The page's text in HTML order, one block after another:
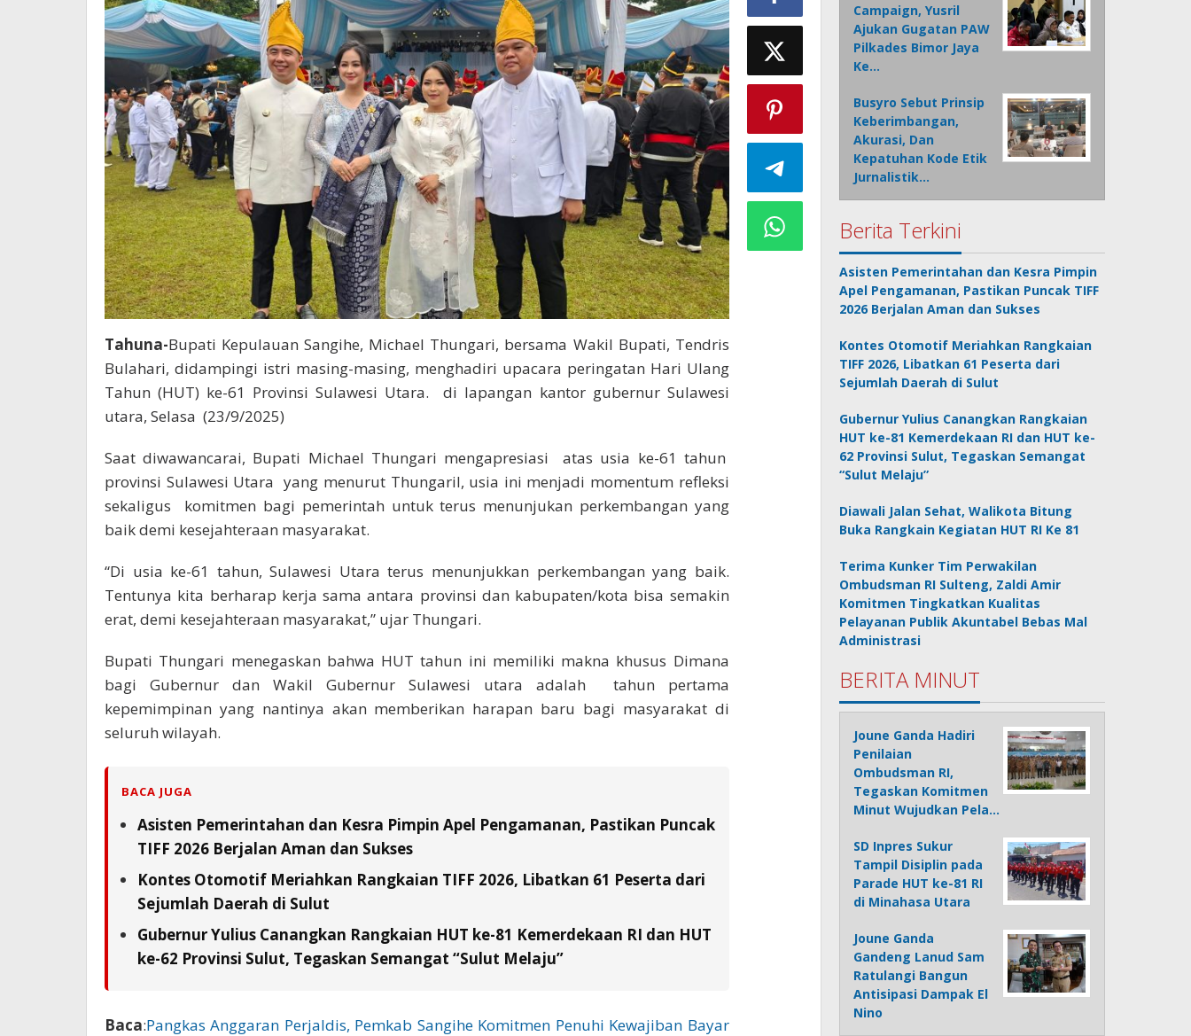
Tahuna-Bupati Kepulauan Sangihe, Michael Thungari, bersama Wakil Bupati, Tendris
Bulahari, didampingi istri masing-masing, menghadiri upacara peringatan Hari Ulang
Tahun (HUT) ke-61 Provinsi Sulawesi Utara. di lapangan kantor gubernur Sulawesi
utara, Selasa (23/9/2025)
Saat diwawancarai, Bupati Michael Thungari mengapresiasi atas usia ke-61 tahun
provinsi Sulawesi Utara yang menurut Thungaril, usia ini menjadi momentum refleksi
sekaligus komitmen bagi pemerintah untuk terus menunjukan perkembangan yang
baik demi kesejahteraan masyarakat.
“Di usia ke-61 tahun, Sulawesi Utara terus menunjukkan perkembangan yang baik.
Tentunya kita berharap kerja sama antara provinsi dan kabupaten/kota bisa semakin
erat, demi kesejahteraan masyarakat,” ujar Thungari.
Bupati Thungari menegaskan bahwa HUT tahun ini memiliki makna khusus Dimana
bagi Gubernur dan Wakil Gubernur Sulawesi utara adalah tahun pertama
kepemimpinan yang nantinya akan memberikan harapan baru bagi masyarakat di
seluruh wilayah.
BACA JUGA
Asisten Pemerintahan dan Kesra Pimpin Apel Pengamanan, Pastikan Puncak
TIFF 2026 Berjalan Aman dan Sukses
Kontes Otomotif Meriahkan Rangkaian TIFF 2026, Libatkan 61 Peserta dari
Sejumlah Daerah di Sulut
Gubernur Yulius Canangkan Rangkaian HUT ke-81 Kemerdekaan RI dan HUT
ke-62 Provinsi Sulut, Tegaskan Semangat “Sulut Melaju”
Baca:Pangkas Anggaran Perjaldis, Pemkab Sangihe Komitmen Penuhi Kewajiban Bayar
Campaign, Yusril
Ajukan Gugatan PAW
Pilkades Bimor Jaya
Ke…
Busyro Sebut Prinsip
Keberimbangan,
Akurasi, Dan
Kepatuhan Kode Etik
Jurnalistik…
Berita Terkini
Asisten Pemerintahan dan Kesra Pimpin
Apel Pengamanan, Pastikan Puncak TIFF
2026 Berjalan Aman dan Sukses
Kontes Otomotif Meriahkan Rangkaian
TIFF 2026, Libatkan 61 Peserta dari
Sejumlah Daerah di Sulut
Gubernur Yulius Canangkan Rangkaian
HUT ke-81 Kemerdekaan RI dan HUT ke-
62 Provinsi Sulut, Tegaskan Semangat
“Sulut Melaju”
Diawali Jalan Sehat, Walikota Bitung
Buka Rangkain Kegiatan HUT RI Ke 81
Terima Kunker Tim Perwakilan
Ombudsman RI Sulteng, Zaldi Amir
Komitmen Tingkatkan Kualitas
Pelayanan Publik Akuntabel Bebas Mal
Administrasi
BERITA MINUT
Joune Ganda Hadiri
Penilaian
Ombudsman RI,
Tegaskan Komitmen
Minut Wujudkan Pela…
SD Inpres Sukur
Tampil Disiplin pada
Parade HUT ke-81 RI
di Minahasa Utara
Joune Ganda
Gandeng Lanud Sam
Ratulangi Bangun
Antisipasi Dampak El
Nino